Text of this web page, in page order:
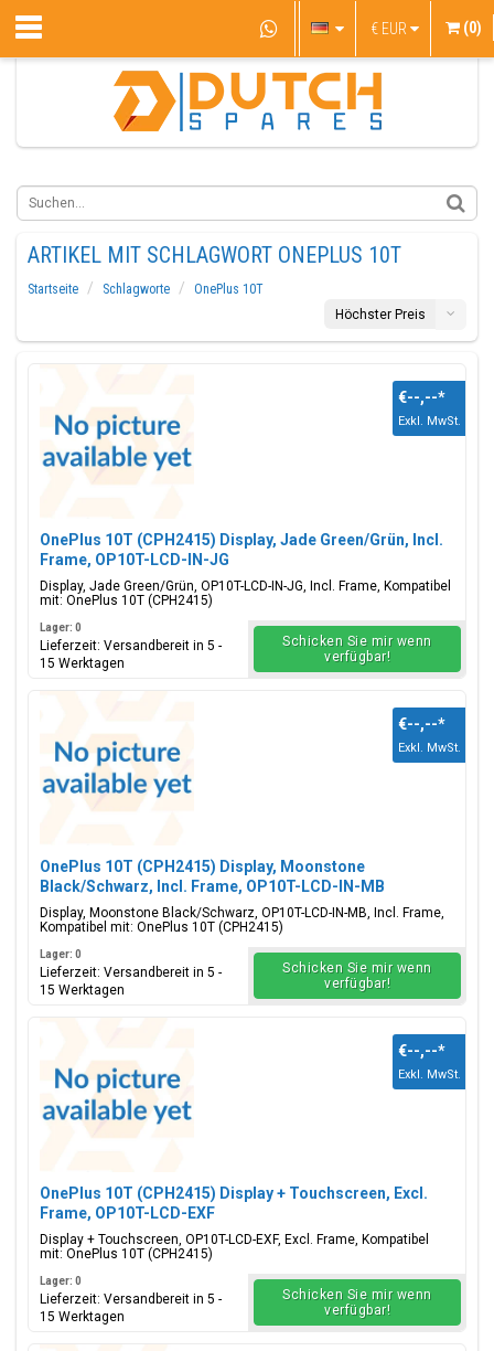
€ EUR (0)
ARTIKEL MIT SCHLAGWORT ONEPLUS 10T
Startseite Schlagworte
OnePlus 10T
Höchster Preis
OnePlus 10T (CPH2415) Display, Jade Green/Grün, Incl.
Frame, OP10T-LCD-IN-JG
Display, Jade Green/Grün, OP10T-LCD-IN-JG, Incl. Frame, Kompatibel
mit: OnePlus 10T (CPH2415)
€--,--*
Exkl. MwSt.
Lager: 0
Lieferzeit: Versandbereit in 5 -
15 Werktagen
Schicken Sie mir wenn
verfügbar!
OnePlus 10T (CPH2415) Display, Moonstone
Black/Schwarz, Incl. Frame, OP10T-LCD-IN-MB
Display, Moonstone Black/Schwarz, OP10T-LCD-IN-MB, Incl. Frame,
Kompatibel mit: OnePlus 10T (CPH2415)
€--,--*
Exkl. MwSt.
Lager: 0
Lieferzeit: Versandbereit in 5 -
15 Werktagen
Schicken Sie mir wenn
verfügbar!
OnePlus 10T (CPH2415) Display + Touchscreen, Excl.
Frame, OP10T-LCD-EXF
Display + Touchscreen, OP10T-LCD-EXF, Excl. Frame, Kompatibel
mit: OnePlus 10T (CPH2415)
€--,--*
Exkl. MwSt.
Lager: 0
Lieferzeit: Versandbereit in 5 -
15 Werktagen
Schicken Sie mir wenn
verfügbar!